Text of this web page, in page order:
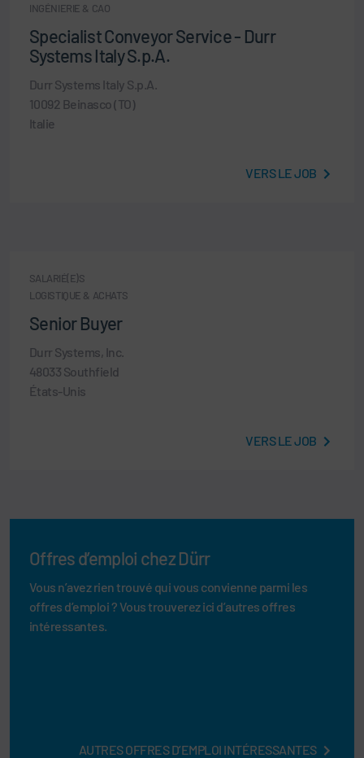
INGÉNIERIE & CAO
Specialist Conveyor Service - Durr
Systems Italy S.p.A.
Durr Systems Italy S.p.A.
10092 Beinasco (TO)
Italie
VERS LE JOB
SALARIÉ(E)S
LOGISTIQUE & ACHATS
Senior Buyer
Durr Systems, Inc.
48033 Southfield
États-Unis
VERS LE JOB
Offres d’emploi chez Dürr
Vous n’avez rien trouvé qui vous convienne parmi les
offres d’emploi ? Vous trouverez ici d’autres offres
intéressantes.
AUTRES OFFRES D’EMPLOI INTÉRESSANTES